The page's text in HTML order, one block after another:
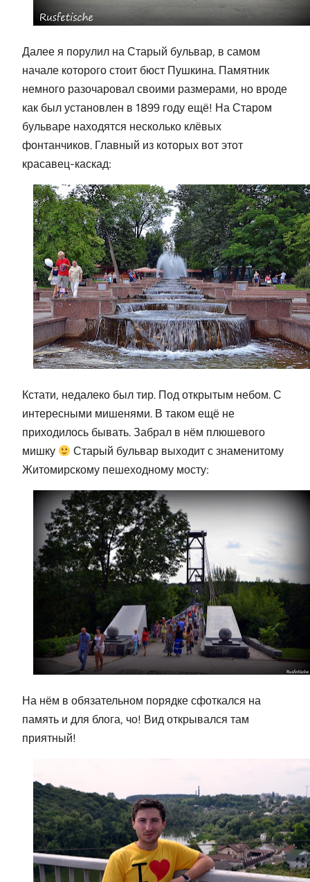
Далее я порулил на Старый бульвар, в самом
начале которого стоит бюст Пушкина. Памятник
немного разочаровал своими размерами, но вроде
как был установлен в 1899 году ещё! На Старом
бульваре находятся несколько клёвых
фонтанчиков. Главный из которых вот этот
красавец-каскад:
Кстати, недалеко был тир. Под открытым небом. С
интересными мишенями. В таком ещё не
приходилось бывать. Забрал в нём плюшевого
мишку
Старый бульвар выходит с знаменитому
Житомирскому пешеходному мосту:
На нём в обязательном порядке сфоткался на
память и для блога, чо! Вид открывался там
приятный!